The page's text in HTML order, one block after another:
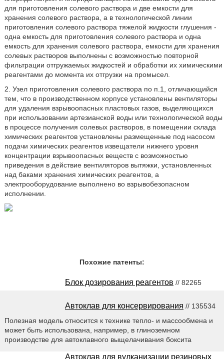
для приготовления солевого раствора и две емкости для
хранения солевого раствора, а в технологической линии
приготовления солевого раствора тяжелой жидкости глушения -
одна емкость для приготовления солевого раствора и одна
емкость для хранения солевого раствора, емкости для хранения
солевых растворов выполнены с возможностью повторной
фильтрации отгружаемых жидкостей и обработки их химическими
реагентами до момента их отгрузки на промысел.
2. Узел приготовления солевого раствора по п.1, отличающийся
тем, что в производственном корпусе установлены вентиляторы
для удаления взрывоопасных пластовых газов, выделяющихся
при использовании артезианской воды или технологической воды
в процессе получения солевых растворов, в помещении склада
химических реагентов установлены размещенные под насосом
подачи химических реагентов извещатели нижнего уровня
концентрации взрывоопасных веществ с возможностью
приведения в действие вентиляторов вытяжки, установленных
над баками хранения химических реагентов, а
электрооборудование выполнено во взрывобезопасном
исполнении.
Похожие патенты:
Блок дозирования реагентов // 82265
Автоклав для консервирования // 135534
Полезная модель относится к технике тепло- и массообмена и
может быть использована, например, в глиноземном
производстве для автоклавного выщелачивания боксита
Автоклав для вулканизации резиновых